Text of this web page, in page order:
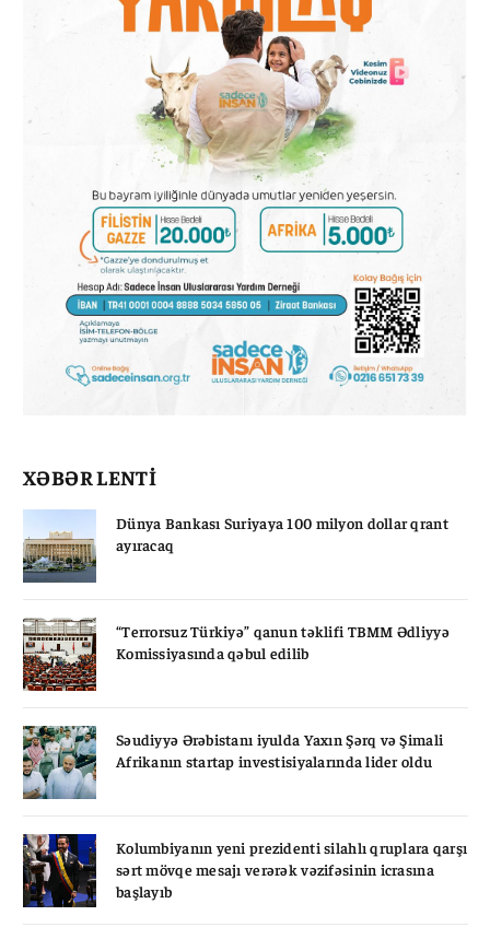
XƏBƏR LENTİ
Dünya Bankası Suriyaya 100 milyon dollar qrant
ayıracaq
“Terrorsuz Türkiyə” qanun təklifi TBMM Ədliyyə
Komissiyasında qəbul edilib
Səudiyyə Ərəbistanı iyulda Yaxın Şərq və Şimali
Afrikanın startap investisiyalarında lider oldu
Kolumbiyanın yeni prezidenti silahlı qruplara qarşı
sərt mövqe mesajı verərək vəzifəsinin icrasına
başlayıb